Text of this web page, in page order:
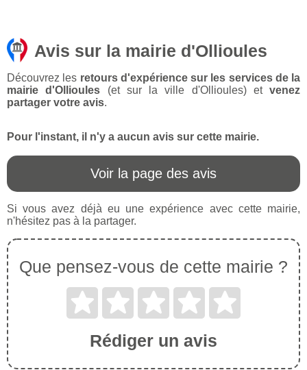
Avis sur la mairie d'Ollioules
Découvrez les retours d'expérience sur les services de la
mairie d'Ollioules (et sur la ville d'Ollioules) et venez
partager votre avis.
Pour l'instant, il n'y a aucun avis sur cette mairie.
Voir la page des avis
Si vous avez déjà eu une expérience avec cette mairie,
n'hésitez pas à la partager.
Que pensez-vous de cette mairie ?
Rédiger un avis